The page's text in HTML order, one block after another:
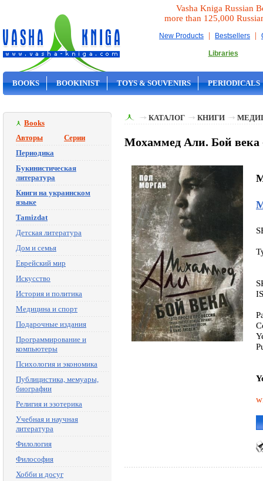
Vasha Kniga Russian
more than 125,000
New Products | Bestsellers |
Libraries
BOOKS BOOKINIST TOYS & SOUVENIRS PERIODICALS
Books
Авторы
Серии
Периодика
Букинистическая
литература
Книги на украинском
языке
Tamizdat
Детская литература
Дом и семья
Еврейский мир
Искусство
История и политика
Медицина и спорт
Подарочные издания
Программирование и
компьютеры
Психология и экономика
Публицистика, мемуары,
биографии
Религия и эзотерика
Учебная и научная
литература
Филология
Философия
Хобби и досуг
КАТАЛОГ КНИГИ
Мохаммед Али. Бой